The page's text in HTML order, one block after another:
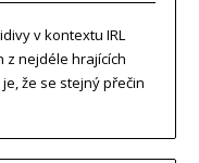
v kontextu IRL
z nejdéle hrajících
že se stejný přečin